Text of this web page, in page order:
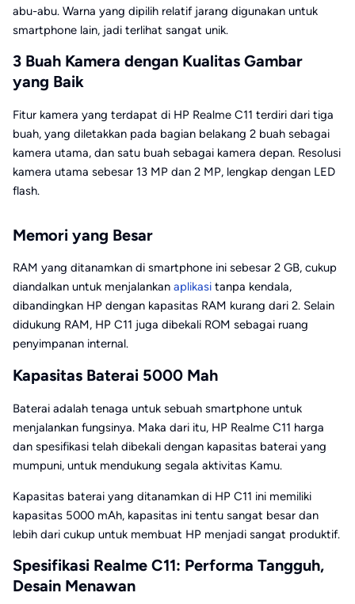
abu-abu. Warna yang dipilih relatif jarang digunakan untuk
smartphone lain, jadi terlihat sangat unik.
3 Buah Kamera dengan Kualitas Gambar
yang Baik
Fitur kamera yang terdapat di HP Realme C11 terdiri dari tiga
buah, yang diletakkan pada bagian belakang 2 buah sebagai
kamera utama, dan satu buah sebagai kamera depan. Resolusi
kamera utama sebesar 13 MP dan 2 MP, lengkap dengan LED
flash.
Memori yang Besar
RAM yang ditanamkan di smartphone ini sebesar 2 GB, cukup
diandalkan untuk menjalankan aplikasi tanpa kendala,
dibandingkan HP dengan kapasitas RAM kurang dari 2. Selain
didukung RAM, HP C11 juga dibekali ROM sebagai ruang
penyimpanan internal.
Kapasitas Baterai 5000 Mah
Baterai adalah tenaga untuk sebuah smartphone untuk
menjalankan fungsinya. Maka dari itu, HP Realme C11 harga
dan spesifikasi telah dibekali dengan kapasitas baterai yang
mumpuni, untuk mendukung segala aktivitas Kamu.
Kapasitas baterai yang ditanamkan di HP C11 ini memiliki
kapasitas 5000 mAh, kapasitas ini tentu sangat besar dan
lebih dari cukup untuk membuat HP menjadi sangat produktif.
Spesifikasi Realme C11: Performa Tangguh,
Desain Menawan